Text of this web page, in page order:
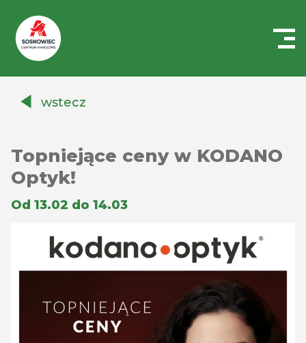
Auchanwstecz
Topniejące ceny w KODANO
Optyk!
Od 13.02 do 14.03